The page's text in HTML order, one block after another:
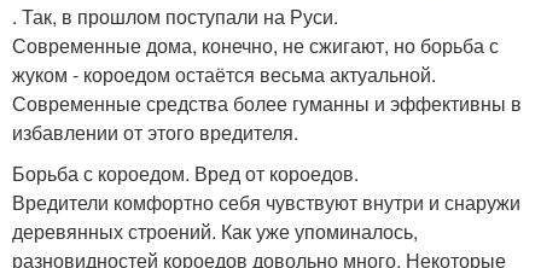
. Так, в прошлом поступали на Руси.
Современные дома, конечно, не сжигают, но борьба с
жуком - короедом остаётся весьма актуальной.
Современные средства более гуманны и эффективны в
избавлении от этого вредителя.
Борьба с короедом. Вред от короедов.
Вредители комфортно себя чувствуют внутри и снаружи
деревянных строений. Как уже упоминалось,
разновидностей короедов довольно много. Некоторые